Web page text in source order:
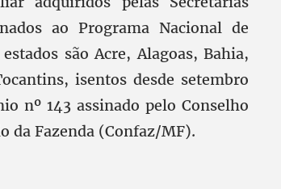
ao Programa Nacional de
são Acre, Alagoas, Bahia,
isentos desde setembro
nº 143 assinado pelo Conselho
da Fazenda (Confaz/MF).